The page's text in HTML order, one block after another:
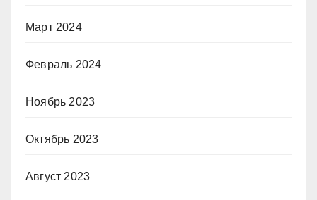
Март 2024
Февраль 2024
Ноябрь 2023
Октябрь 2023
Август 2023